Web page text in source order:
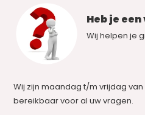
Heb je
Wij helpen je
Wij zijn maandag t/m vrijdag van
bereikbaar voor al uw vragen.